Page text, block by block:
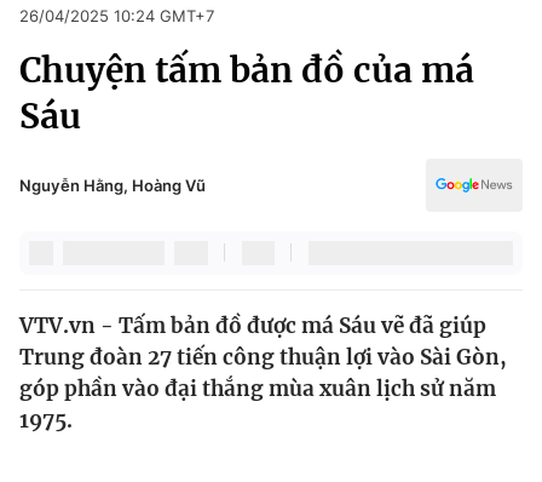
Chuyên mục
Chính trị
Xã hội
Y tế
Thế giới
Xã hội
Pháp luật
Kinh tế
Văn hóa - Giải trí
Giáo dục
26/04/2025 10:24 GMT+7
Chuyện tấm bản đồ của má
Sáu
Nguyễn Hằng, Hoàng Vũ
VTV.vn - Tấm bản đồ được má Sáu vẽ đã giúp
Trung đoàn 27 tiến công thuận lợi vào Sài Gòn,
góp phần vào đại thắng mùa xuân lịch sử năm
1975.